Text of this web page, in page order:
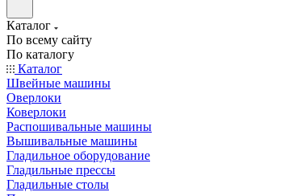
Каталог
По всему сайту
По каталогу
Каталог
Швейные машины
Оверлоки
Коверлоки
Распошивальные машины
Вышивальные машины
Гладильное оборудование
Гладильные прессы
Гладильные столы